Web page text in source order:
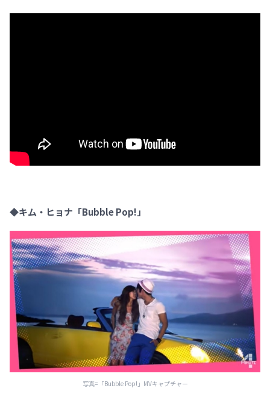
◆キム・ヒョナ「Bubble Pop!」
写真=「Bubble Pop!」MVキャプチャー